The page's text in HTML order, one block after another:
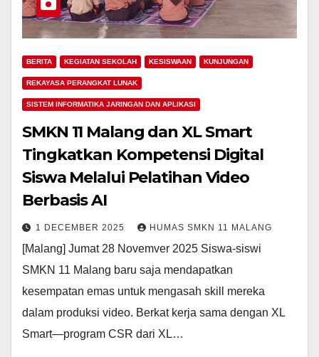
BERITA KEGIATAN SEKOLAH KESISWAAN KUNJUNGAN
REKAYASA PERANGKAT LUNAK
SISTEM INFORMATIKA JARINGAN DAN APLIKASI
SMKN 11 Malang dan XL Smart
Tingkatkan Kompetensi Digital
Siswa Melalui Pelatihan Video
Berbasis AI
1 DECEMBER 2025 HUMAS SMKN 11 MALANG
[Malang] Jumat 28 Novemver 2025 Siswa-siswi
SMKN 11 Malang baru saja mendapatkan
kesempatan emas untuk mengasah skill mereka
dalam produksi video. Berkat kerja sama dengan XL
Smart—program CSR dari XL…